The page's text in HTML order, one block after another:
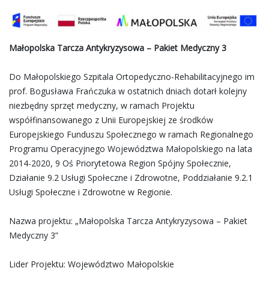
Małopolska Tarcza Antykryzysowa – Pakiet Medyczny 3
Do Małopolskiego Szpitala Ortopedyczno-Rehabilitacyjnego im
prof. Bogusława Frańczuka w ostatnich dniach dotarł kolejny
niezbędny sprzęt medyczny, w ramach Projektu
współfinansowanego z Unii Europejskiej ze środków
Europejskiego Funduszu Społecznego w ramach Regionalnego
Programu Operacyjnego Województwa Małopolskiego na lata
2014-2020, 9 Oś Priorytetowa Region Spójny Społecznie,
Działanie 9.2 Usługi Społeczne i Zdrowotne, Poddziałanie 9.2.1
Usługi Społeczne i Zdrowotne w Regionie.
Nazwa projektu: „Małopolska Tarcza Antykryzysowa – Pakiet
Medyczny 3”
Lider Projektu: Województwo Małopolskie